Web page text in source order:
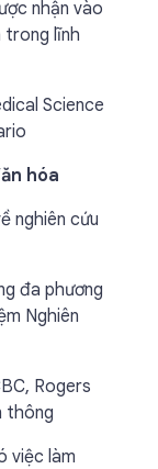
nhận vào
lĩnh
Science
hóa
nghiên cứu
đa phương
Nghiên
Rogers
thông
việc làm